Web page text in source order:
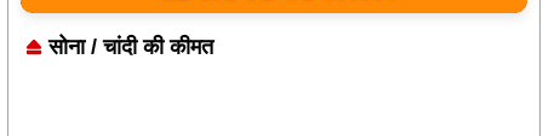
सोना / चांदी की कीमत